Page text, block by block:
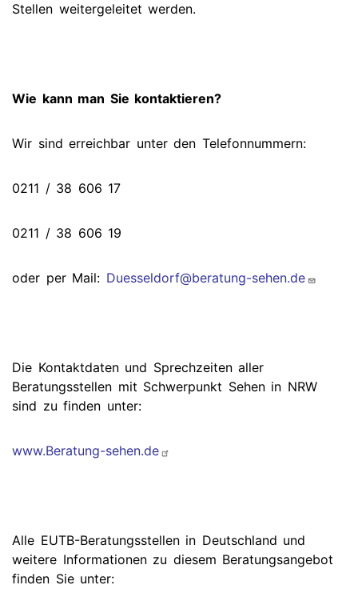
Stellen weitergeleitet werden.
Wie kann man Sie kontaktieren?
Wir sind erreichbar unter den Telefonnummern:
0211 / 38 606 17
0211 / 38 606 19
oder per Mail: Duesseldorf@beratung-sehen.de
Die Kontaktdaten und Sprechzeiten aller
Beratungsstellen mit Schwerpunkt Sehen in NRW
sind zu finden unter:
www.Beratung-sehen.de
Alle EUTB-Beratungsstellen in Deutschland und
weitere Informationen zu diesem Beratungsangebot
finden Sie unter: